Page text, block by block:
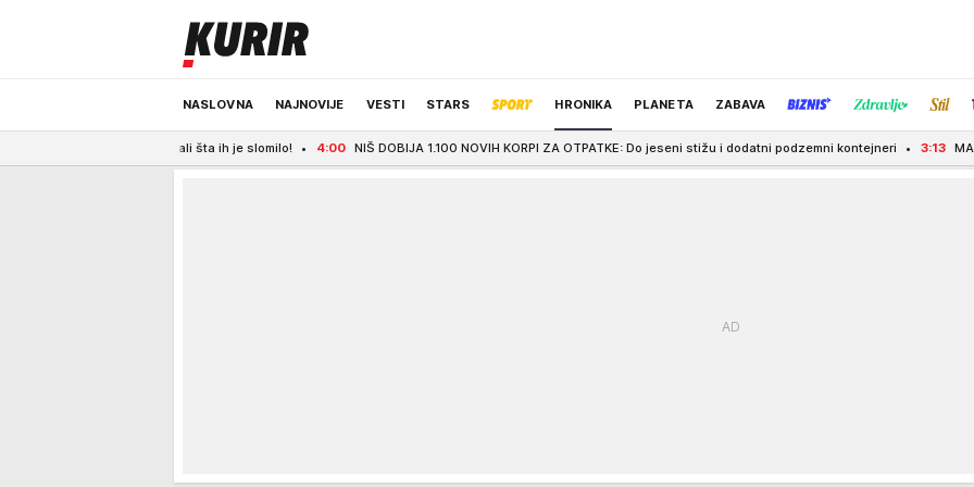
NASLOVNA NAJNOVIJE VESTI STARS HRONIKA PLANETA ZABAVA
ODRŽIVA BUDUĆNOST REGION NEWS IZBOR UREDNIKA
priznali šta ih je slomilo! 4:00 NIŠ DOBIJA 1.100 NOVIH KORPI ZA OTPATKE: Do jeseni stižu i dodatni podzemni kontejneri 3:13 MAKABI NE